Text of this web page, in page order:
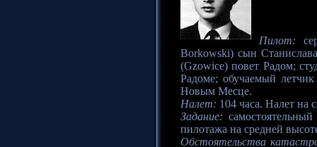
Пилот:
Borkowski) сын
(Gzowice) повет Радом;
Радоме; обучаемый
Новым Месце.
Налет: 104 часа. Налет на
Задание:
пилотажа на средней
Обстоятельства